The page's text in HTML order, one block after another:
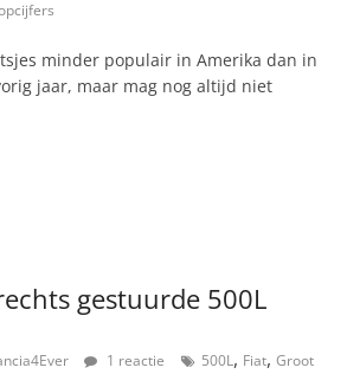
minder populair in Amerika dan in
jaar, maar mag nog altijd niet
gestuurde 500L
1 reactie 500L, Fiat, Groot